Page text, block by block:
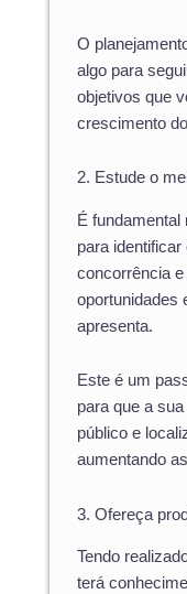
O
algo para
objetivos que
crescimento
2. Estude o
É
para identificar
concorrência
oportunidades
apresenta.
Este é um
para que a
público e
aumentando
3. Ofereça
Tendo
terá